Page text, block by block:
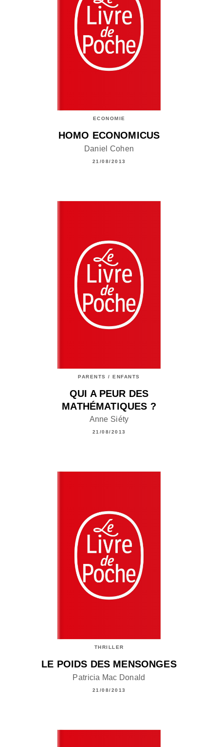
ECONOMIE
HOMO ECONOMICUS
Daniel Cohen
21/08/2013
PARENTS / ENFANTS
QUI A PEUR DES
MATHÉMATIQUES ?
Anne Siéty
21/08/2013
THRILLER
LE POIDS DES MENSONGES
Patricia Mac Donald
21/08/2013